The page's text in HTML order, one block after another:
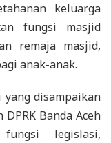
keluarga
fungsi masjid
remaja masjid,
anak-anak.
yang disampaikan
Banda Aceh
legislasi,